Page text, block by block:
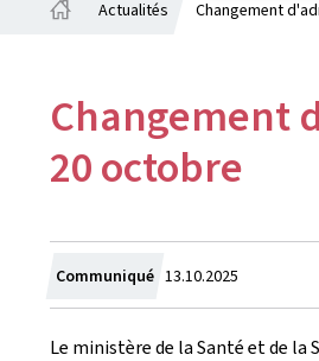
Actualités Changement
Changement
20 octobre
Communiqué Crée
le
13.10.2025
Le ministère de la Santé et de la